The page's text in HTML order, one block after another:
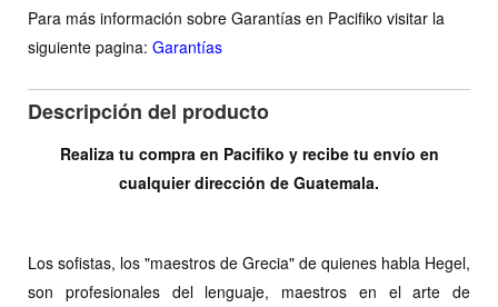
Para más información sobre Garantías en Pacifiko visitar la
siguiente pagina: Garantías
Descripción del producto
Realiza tu compra en Pacifiko y recibe tu envío en
cualquier dirección de Guatemala.
Los sofistas, los "maestros de Grecia" de quienes habla Hegel,
son profesionales del lenguaje, maestros en el arte de